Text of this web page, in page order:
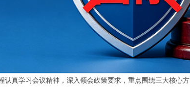
真学习会议精神，深入领会政策要求，重点围绕三大核心方